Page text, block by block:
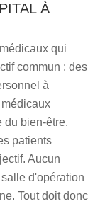
À
qui
commun : des
à
du bien-être.
patients
Aucun
d'opération
Tout doit donc